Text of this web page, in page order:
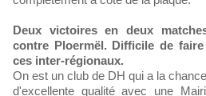
Deux victoires en deux
contre Ploermël. Difficile de
ces inter-régionaux.
On est un club de DH qui a la
d'excellente qualité avec une